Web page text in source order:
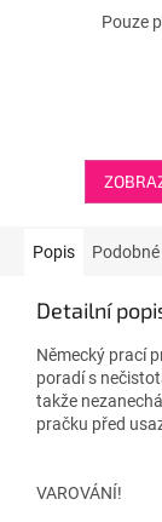
Pouze
Popis
Detailní
Německý prací
poradí s
takže
pračku před
VAROVÁNÍ!